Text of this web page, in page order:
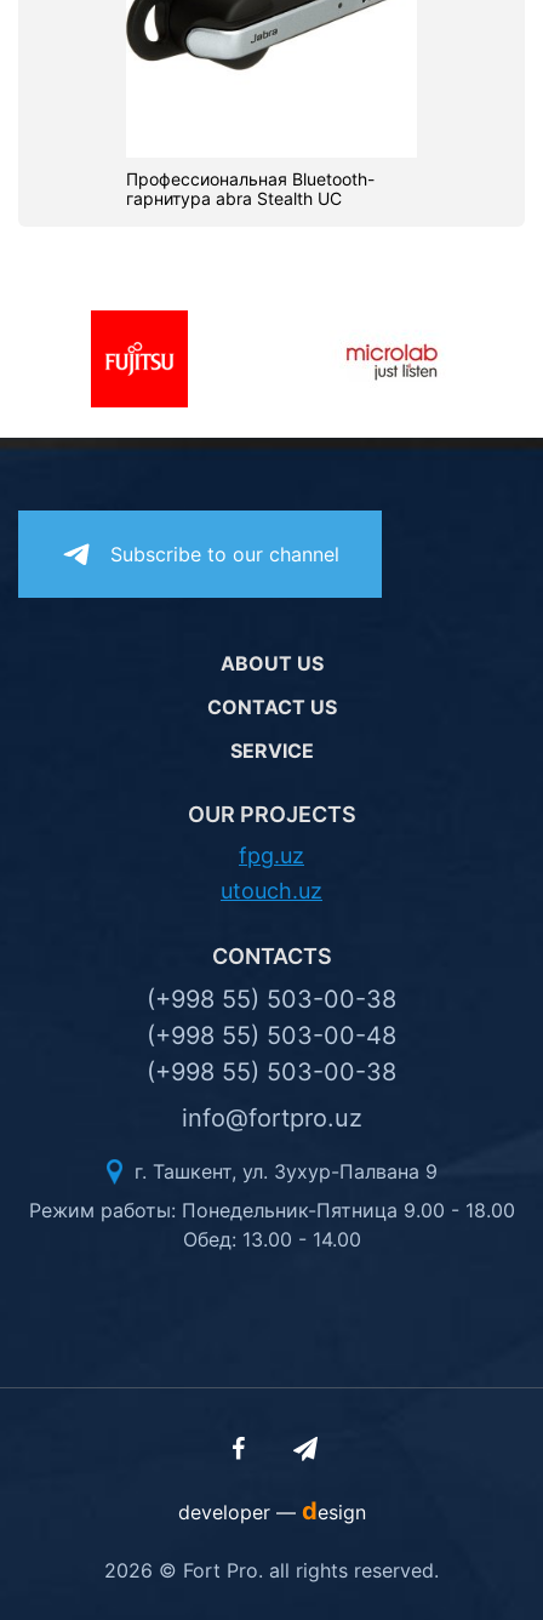
Профессиональная Bluetooth-
гарнитура abra Stealth UC
Subscribe to our channel
ABOUT US
CONTACT US
SERVICE
OUR PROJECTS
fpg.uz
utouch.uz
CONTACTS
(+998 55) 503-00-38
(+998 55) 503-00-48
(+998 55) 503-00-38
info@fortpro.uz
г. Ташкент, ул. Зухур-Палвана 9
Режим работы: Понедельник-Пятница 9.00 - 18.00
Обед: 13.00 - 14.00
developer — design
2026 © Fort Pro. all rights reserved.